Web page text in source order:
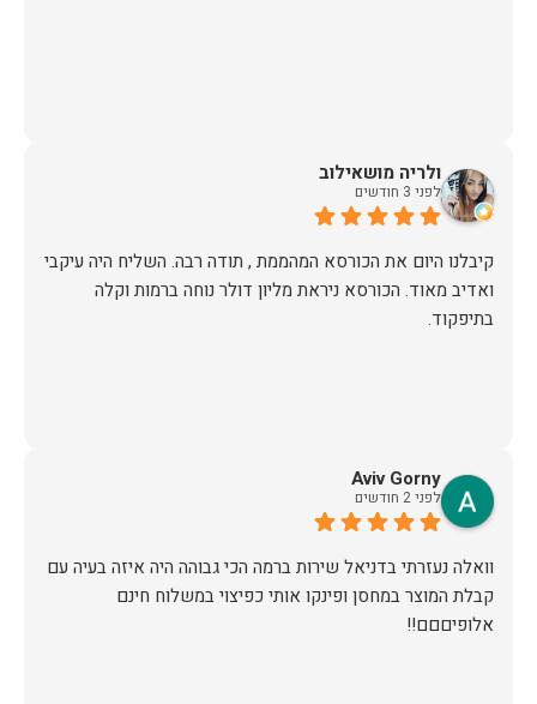
ולריה מושאילוב
לפני 3 חודשים
קיבלנו היום את הכורסא המהממת , תודה רבה. השליח היה עיקבי
ואדיב מאוד. הכורסא ניראת מליון דולר נוחה ברמות וקלה
בתיפקוד.
Aviv Gorny
לפני 2 חודשים
וואלה נעזרתי בדניאל שירות ברמה הכי גבוהה היה איזה בעיה עם
קבלת המוצר במחסן ופינקו אותי כפיצוי במשלוח חינם
אלופיםםם!!